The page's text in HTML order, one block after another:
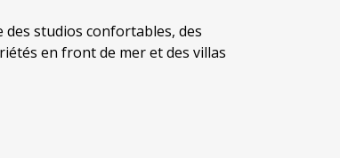
studios confortables, des
en front de mer et des villas